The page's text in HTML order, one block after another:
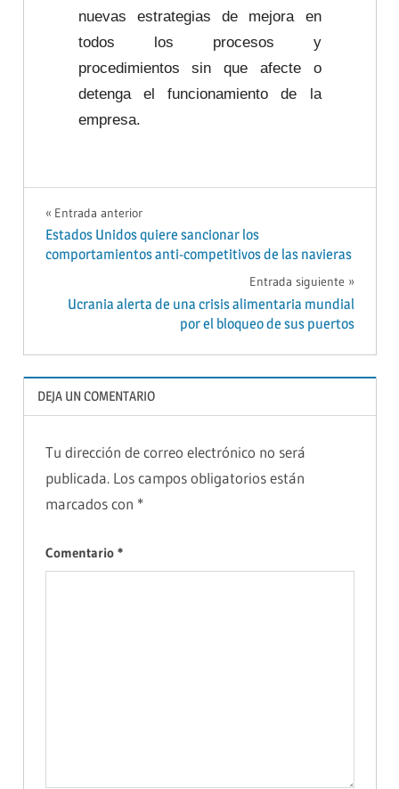
nuevas estrategias de mejora en
todos los procesos y
procedimientos sin que afecte o
detenga el funcionamiento de la
empresa.
CADENA DE
SUMINISTRO
LOGÍSTICA
CADENA DE
SUMINISTRO
LOGISTICA
MUJERES
Entrada anterior
Estados Unidos quiere sancionar los
comportamientos anti-competitivos de las navieras
Entrada siguiente
Ucrania alerta de una crisis alimentaria mundial
por el bloqueo de sus puertos
DEJA UN COMENTARIO
Tu dirección de correo electrónico no será
publicada. Los campos obligatorios están
marcados con *
Comentario *